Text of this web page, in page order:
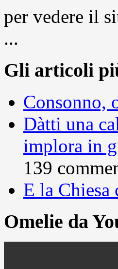
per vedere il
...
Gli articoli
Consonno,
Dàtti una
implora in
139
E la
Omelie da